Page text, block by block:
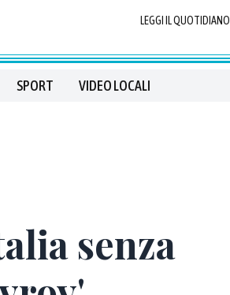
LEGGI IL QUOTIDIANO
SPORT VIDEO LOCALI
senza